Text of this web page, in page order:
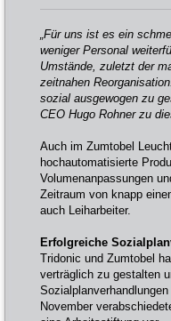
„Für uns ist es ein
weniger Personal
Umstände, zuletzt der
zeitnahen
sozial ausgewogen zu
CEO Hugo Rohner zu
Auch im Zumtobel
hochautomatisierte
Volumenanpassungen
Zeitraum von knapp
auch Leiharbeiter.
Erfolgreiche
Tridonic und Zumtobel
verträglich zu gestalten
November